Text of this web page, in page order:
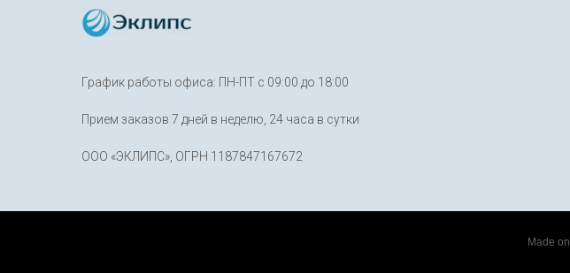
График работы офиса: ПН-ПТ с 09:00 до 18:00
Прием заказов 7 дней в неделю, 24 часа в сутки
ООО «ЭКЛИПС», ОГРН 1187847167672
Made on